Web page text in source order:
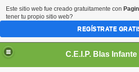
Este sitio web fue creado gratuitamente con
tener tu propio sitio web?
REGÍSTRATE